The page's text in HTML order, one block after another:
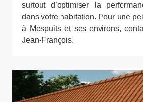
surtout d’optimiser la
dans votre habitation. Pour une
à Mespuits et ses environs,
Jean-François.